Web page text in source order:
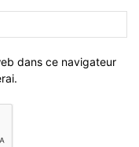
dans ce navigateur